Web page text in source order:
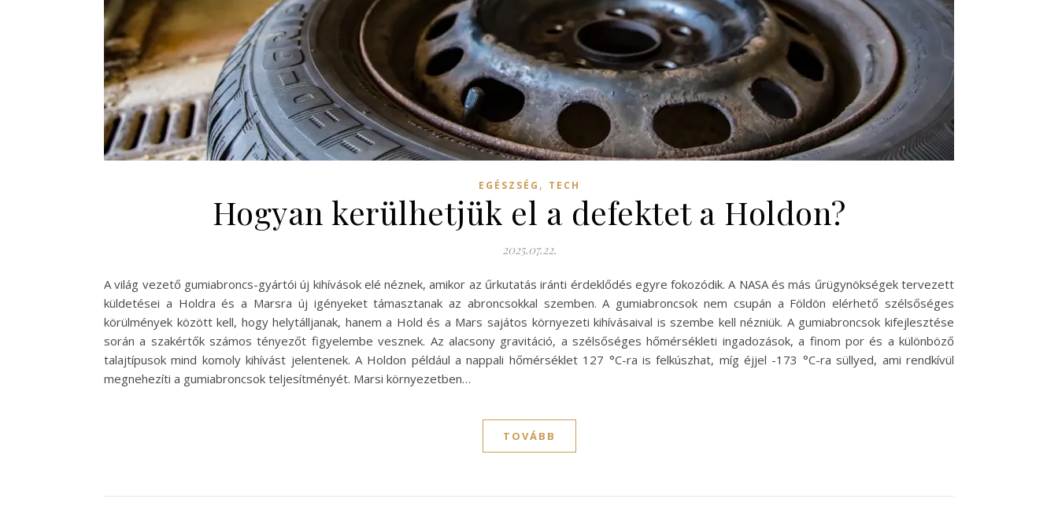
EGÉSZSÉG , TECH
Hogyan kerülhetjük el a defektet a Holdon?
2025.07.22.
A világ vezető gumiabroncs-gyártói új kihívások elé néznek, amikor az űrkutatás iránti érdeklődés egyre fokozódik. A NASA és más űrügynökségek tervezett
küldetései a Holdra és a Marsra új igényeket támasztanak az abroncsokkal szemben. A gumiabroncsok nem csupán a Földön elérhető szélsőséges
körülmények között kell, hogy helytálljanak, hanem a Hold és a Mars sajátos környezeti kihívásaival is szembe kell nézniük. A gumiabroncsok kifejlesztése
során a szakértők számos tényezőt figyelembe vesznek. Az alacsony gravitáció, a szélsőséges hőmérsékleti ingadozások, a finom por és a különböző
talajtípusok mind komoly kihívást jelentenek. A Holdon például a nappali hőmérséklet 127 °C-ra is felkúszhat, míg éjjel -173 °C-ra süllyed, ami rendkívül
megnehezíti a gumiabroncsok teljesítményét. Marsi környezetben…
TOVÁBB